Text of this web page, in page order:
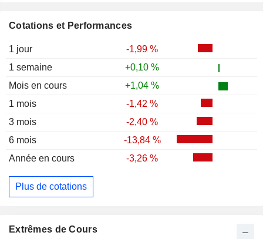
Cotations et Performances
1 jour
-1,99 %
1 semaine
+0,10 %
Mois en cours
+1,04 %
1 mois
-1,42 %
3 mois
-2,40 %
6 mois
-13,84 %
Année en cours
-3,26 %
Plus de cotations
Extrêmes de Cours